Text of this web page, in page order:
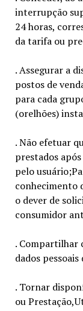
interrupção
24 horas,
da tarifa ou
. Assegurar a
postos de
para cada
(orelhões)
. Não efetuar
prestados
pelo
conhecimento
o dever de
consumidor
. Compartilhar
dados
. Tornar
ou